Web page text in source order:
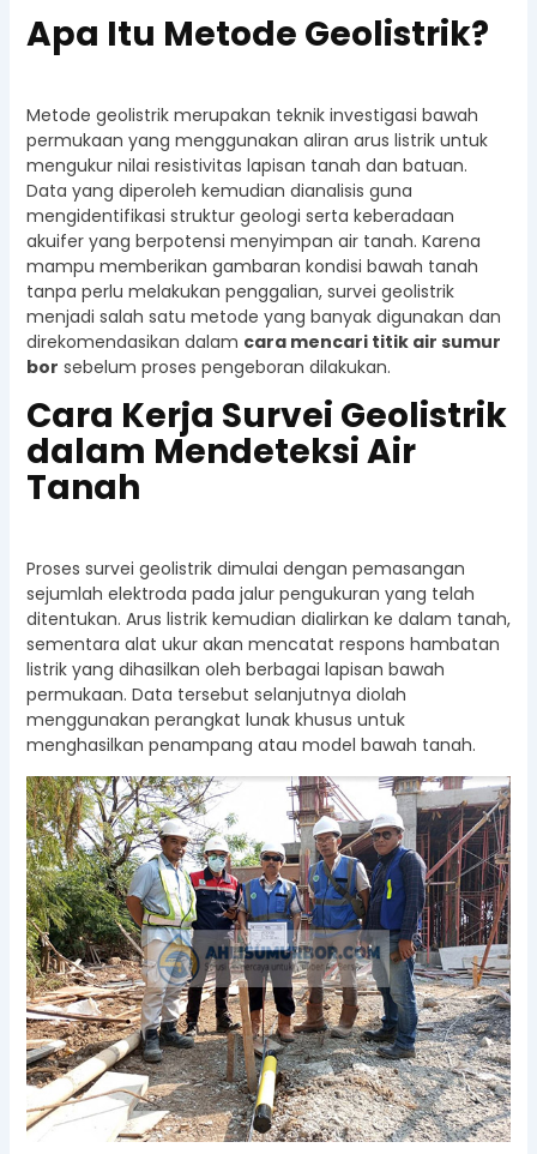
Apa Itu Metode Geolistrik?
Metode geolistrik merupakan teknik investigasi bawah
permukaan yang menggunakan aliran arus listrik untuk
mengukur nilai resistivitas lapisan tanah dan batuan.
Data yang diperoleh kemudian dianalisis guna
mengidentifikasi struktur geologi serta keberadaan
akuifer yang berpotensi menyimpan air tanah. Karena
mampu memberikan gambaran kondisi bawah tanah
tanpa perlu melakukan penggalian, survei geolistrik
menjadi salah satu metode yang banyak digunakan dan
direkomendasikan dalam cara mencari titik air sumur
bor sebelum proses pengeboran dilakukan.
Cara Kerja Survei Geolistrik
dalam Mendeteksi Air
Tanah
Proses survei geolistrik dimulai dengan pemasangan
sejumlah elektroda pada jalur pengukuran yang telah
ditentukan. Arus listrik kemudian dialirkan ke dalam tanah,
sementara alat ukur akan mencatat respons hambatan
listrik yang dihasilkan oleh berbagai lapisan bawah
permukaan. Data tersebut selanjutnya diolah
menggunakan perangkat lunak khusus untuk
menghasilkan penampang atau model bawah tanah.